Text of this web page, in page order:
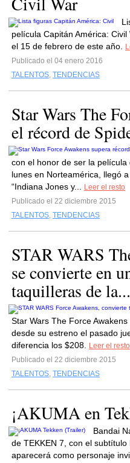
película Capitán América:
el 15 de febrero de este año.
Publicado el 04 enero 2016
TALENTOS, TENDENCIAS
Star Wars The
el récord de
con el honor de ser la
lunes en Norteamérica, llegó
“Indiana Jones y...
Leer el resto
Publicado el 22 diciembre 2015
TALENTOS, TENDENCIAS
STAR WARS
se convierte en
taquilleras de la...
Star Wars The Force
desde su estreno el pasado
diferencia los $208.
Leer el resto
Publicado el 22 diciembre 2015
TALENTOS, TENDENCIAS
¡AKUMA en
Bandai
de TEKKEN 7, con el
aparecerá como personaje